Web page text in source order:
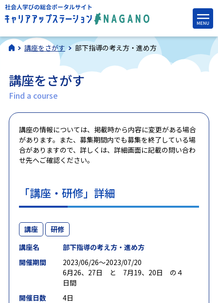
講座をさがす 部下指導の考え方・進め方
講座をさがす
Find a course
講座の情報については、掲載時から内容に変更がある場合
があります。また、募集期間内でも募集を終了している場
合がありますので、詳しくは、詳細画面に記載の問い合わ
せ先へご確認ください。
「講座・研修」詳細
講座
研修
講座名
部下指導の考え方・進め方
開催期間
2023/06/26〜2023/07/20
6月26、27日 と 7月19、20日 の４
日間
開催日数
4日